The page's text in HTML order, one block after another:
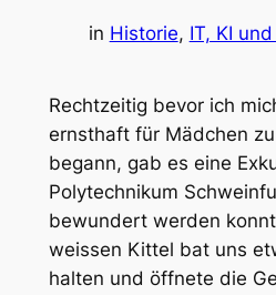
in Historie, IT, KI
Rechtzeitig bevor ich
ernsthaft für Mädchen
begann, gab es eine
Polytechnikum
bewundert werden
weissen Kittel bat uns
halten und öffnete die